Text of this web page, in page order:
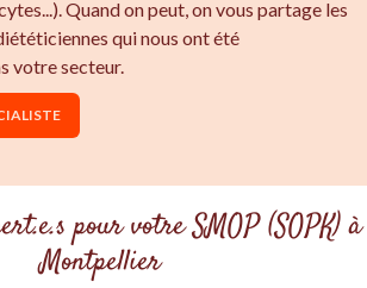
Quand on peut, on vous partage les
qui nous ont été
votre secteur.
pour votre SMOP (SOPK) à
Montpellier